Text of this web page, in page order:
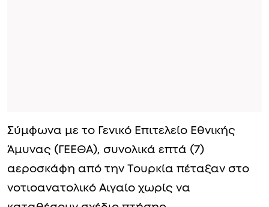
Σύμφωνα με το Γενικό Επιτελείο Εθνικής
Άμυνας (ΓΕΕΘΑ), συνολικά επτά (7)
αεροσκάφη από την Τουρκία πέταξαν στο
νοτιοανατολικό Αιγαίο χωρίς να